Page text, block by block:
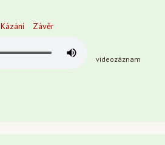
Kázání Závěr
videozáznam